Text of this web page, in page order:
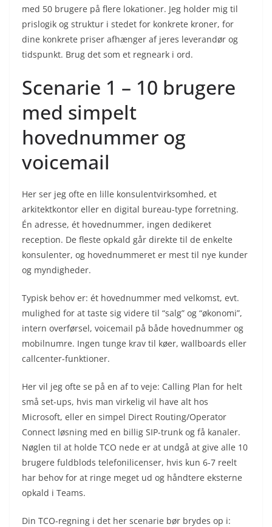
med 50 brugere på flere lokationer. Jeg holder mig til
prislogik og struktur i stedet for konkrete kroner, for
dine konkrete priser afhænger af jeres leverandør og
tidspunkt. Brug det som et regneark i ord.
Scenarie 1 – 10 brugere
med simpelt
hovednummer og
voicemail
Her ser jeg ofte en lille konsulentvirksomhed, et
arkitektkontor eller en digital bureau-type forretning.
Én adresse, ét hovednummer, ingen dedikeret
reception. De fleste opkald går direkte til de enkelte
konsulenter, og hovednummeret er mest til nye kunder
og myndigheder.
Typisk behov er: ét hovednummer med velkomst, evt.
mulighed for at taste sig videre til “salg” og “økonomi”,
intern overførsel, voicemail på både hovednummer og
mobilnumre. Ingen tunge krav til køer, wallboards eller
callcenter-funktioner.
Her vil jeg ofte se på en af to veje: Calling Plan for helt
små set-ups, hvis man virkelig vil have alt hos
Microsoft, eller en simpel Direct Routing/Operator
Connect løsning med en billig SIP-trunk og få kanaler.
Nøglen til at holde TCO nede er at undgå at give alle 10
brugere fuldblods telefonilicenser, hvis kun 6-7 reelt
har behov for at ringe meget ud og håndtere eksterne
opkald i Teams.
Din TCO-regning i det her scenarie bør brydes op i: